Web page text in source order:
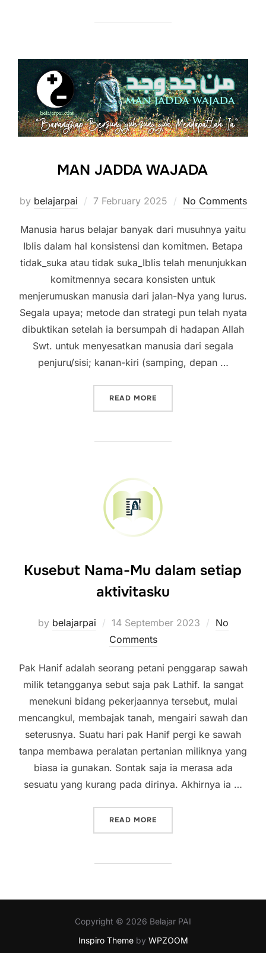
MAN JADDA WAJADA
by belajarpai
Posted
7 February 2025 No Comments
Manusia harus belajar banyak dari musuhnya yaitu
Iblis dalam hal konsistensi dan komitmen. Betapa
tidak_suka atau tidak suka_Iblis telah menunjukkan
komitmennya secara konsisten untuk
menjerumuskan manusia dari jalan-Nya yang lurus.
Segala upaya; metode dan strategi pun telah nyata
dibuktikan setelah ia bersumpah di hadapan Allah
Swt. untuk menyesatkan manusia dari segala
penjuru/sisi; kanan-kiri (samping, depan …
READ MORE
Kusebut Nama-Mu dalam setiap
aktivitasku
by belajarpai
Posted
on
14 September 2023
No
Comments
Pak Hanif adalah seorang petani penggarap sawah
milik tetangganya sebut saja pak Lathif. Ia sangat
menekuni bidang pekerjaannya tersebut, mulai
mencangkul, membajak tanah, mengairi sawah dan
seterusnya. Suatu hari pak Hanif pergi ke sawah
tanpa membawa peralatan pertanian miliknya yang
biasa ia gunakan. Sontak saja ia merasa ada
sesuatu yang kurang pada dirinya. Akhirnya ia …
READ MORE
Copyright © 2026 Belajar PAI
Inspiro Themeby WPZOOM